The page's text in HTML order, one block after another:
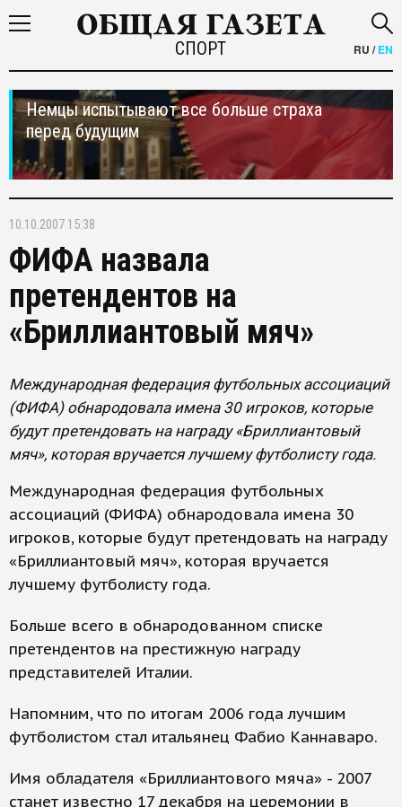
СПОРТ RU /EN
Немцы испытывают все больше страха
перед будущим
10.10.2007 15:38
ФИФА назвала
претендентов на
«Бриллиантовый мяч»
Международная федерация футбольных ассоциаций
(ФИФА) обнародовала имена 30 игроков, которые
будут претендовать на награду «Бриллиантовый
мяч», которая вручается лучшему футболисту года.
Международная федерация футбольных
ассоциаций (ФИФА) обнародовала имена 30
игроков, которые будут претендовать на награду
«Бриллиантовый мяч», которая вручается
лучшему футболисту года.
Больше всего в обнародованном списке
претендентов на престижную награду
представителей Италии.
Напомним, что по итогам 2006 года лучшим
футболистом стал итальянец Фабио Каннаваро.
Имя обладателя «Бриллиантового мяча» - 2007
станет известно 17 декабря на церемонии в